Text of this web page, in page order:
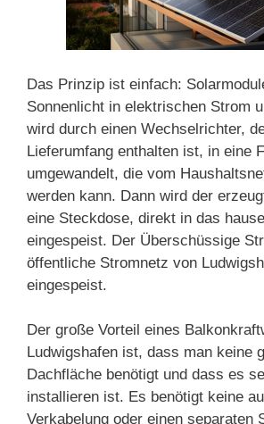
Das Prinzip ist einfach:
Sonnenlicht in elektrischen Strom
wird durch einen Wechselrichter,
Lieferumfang enthalten ist, in eine
umgewandelt, die vom
werden kann. Dann wird der
eine Steckdose, direkt in das
eingespeist. Der Überschüssige
öffentliche Stromnetz von
eingespeist.
Der große Vorteil eines
Ludwigshafen ist, dass man keine
Dachfläche benötigt und dass es
installieren ist. Es benötigt keine
Verkabelung oder einen separaten